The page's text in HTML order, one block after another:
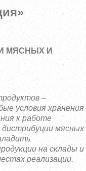
МЯСНЫХ И
–
условия хранения
к работе
дистрибуции мясных
на склады и
реализации.